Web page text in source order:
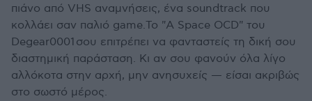
πιάνο από VHS αναμνήσεις, ένα soundtrack που
κολλάει σαν παλιό game.Το "A Space OCD" του
Degear0001 σου επιτρέπει να φανταστείς τη δική σου
διαστημική παράσταση. Κι αν σου φανούν όλα λίγο
αλλόκοτα στην αρχή, μην ανησυχείς — είσαι ακριβώς
στο σωστό μέρος.